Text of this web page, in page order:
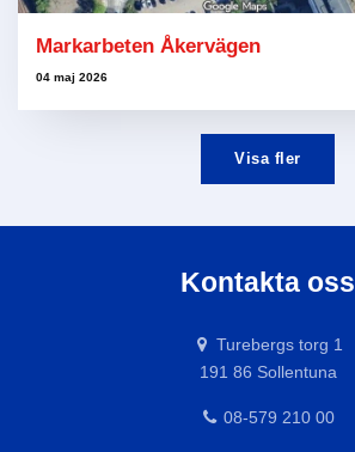
Markarbeten Åkervägen
04 maj 2026
Visa fler
Kontakta oss
Turebergs torg 1
191 86 Sollentuna
08-579 210 00